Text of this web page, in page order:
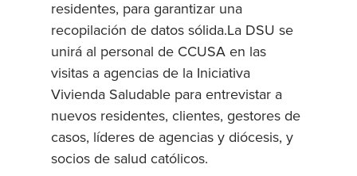
residentes, para garantizar una
recopilación de datos sólida.La DSU se
unirá al personal de CCUSA en las
visitas a agencias de la Iniciativa
Vivienda Saludable para entrevistar a
nuevos residentes, clientes, gestores de
casos, líderes de agencias y diócesis, y
socios de salud católicos.